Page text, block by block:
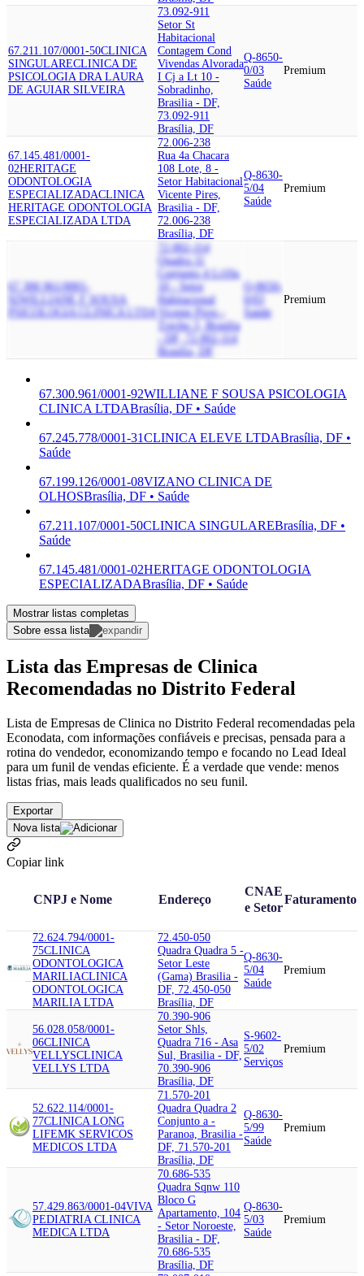
67.211.107/0001-50CLINICA
SINGULARECLINICA DE
PSICOLOGIA DRA LAURA
DE AGUIAR SILVEIRA
73.092-911
Setor St
Habitacional
Contagem Cond
Vivendas Alvorada
I Cj a Lt 10 -
Sobradinho,
Brasilia - DF,
73.092-911
Brasília, DF
Q-8650-
0/03
Saúde
Premium
67.145.481/0001-
02HERITAGE
ODONTOLOGIA
ESPECIALIZADACLINICA
HERITAGE ODONTOLOGIA
ESPECIALIZADA LTDA
72.006-238
Rua 4a Chacara
108 Lote, 8 -
Setor Habitacional
Vicente Pires,
Brasilia - DF,
72.006-238
Brasília, DF
Q-8630-
5/04
Saúde
Premium
67.300.961/0001-
WILLIANE F SOUSA
PSICOLOGIA CLINICA LTDA
72.002-114
Quadra 11
Conjunto 4 Lt10a,
10 - Setor
Habitacional
Vicente Pires -
Trecho 3, Brasilia
- DF, 72.002-114
Brasília, DF
Q-8650-
0/03
Saúde
Premium
67.300.961/0001-92WILLIANE F SOUSA PSICOLOGIA
CLINICA LTDABrasília, DF • Saúde
67.245.778/0001-31CLINICA ELEVE LTDABrasília, DF •
Saúde
67.199.126/0001-08VIZANO CLINICA DE
OLHOSBrasília, DF • Saúde
67.211.107/0001-50CLINICA SINGULAREBrasília, DF •
Saúde
67.145.481/0001-02HERITAGE ODONTOLOGIA
ESPECIALIZADABrasília, DF • Saúde
Mostrar listas completas
Sobre essa lista
Lista das Empresas de Clinica
Recomendadas no Distrito Federal
Lista de Empresas de Clinica no Distrito Federal recomendadas pela
Econodata, com informações confiáveis e precisas, pensada para a
rotina do vendedor, economizando tempo e focando no Lead Ideal
para um funil de vendas eficiente. É a verdade que vende: menos
listas frias, mais leads qualificados no seu funil.
Exportar
Nova lista
Copiar link
CNPJ e Nome Endereço
CNAE
e Setor
Faturamento
72.624.794/0001-
75CLINICA
ODONTOLOGICA
MARILIACLINICA
ODONTOLOGICA
MARILIA LTDA
72.450-050
Quadra Quadra 5 -
Setor Leste
(Gama) Brasilia -
DF, 72.450-050
Brasília, DF
Q-8630-
5/04
Saúde
Premium
56.028.058/0001-
06CLINICA
VELLYSCLINICA
VELLYS LTDA
70.390-906
Setor Shls,
Quadra 716 - Asa
Sul, Brasilia - DF,
70.390-906
Brasília, DF
S-9602-
5/02
Serviços
Premium
52.622.114/0001-
77CLINICA LONG
LIFEMK SERVICOS
MEDICOS LTDA
71.570-201
Quadra Quadra 2
Conjunto a -
Paranoa, Brasilia -
DF, 71.570-201
Brasília, DF
Q-8630-
5/99
Saúde
Premium
57.429.863/0001-04VIVA
PEDIATRIA CLINICA
MEDICA LTDA
70.686-535
Quadra Sqnw 110
Bloco G
Apartamento, 104
- Setor Noroeste,
Brasilia - DF,
70.686-535
Brasília, DF
Q-8630-
5/03
Saúde
Premium